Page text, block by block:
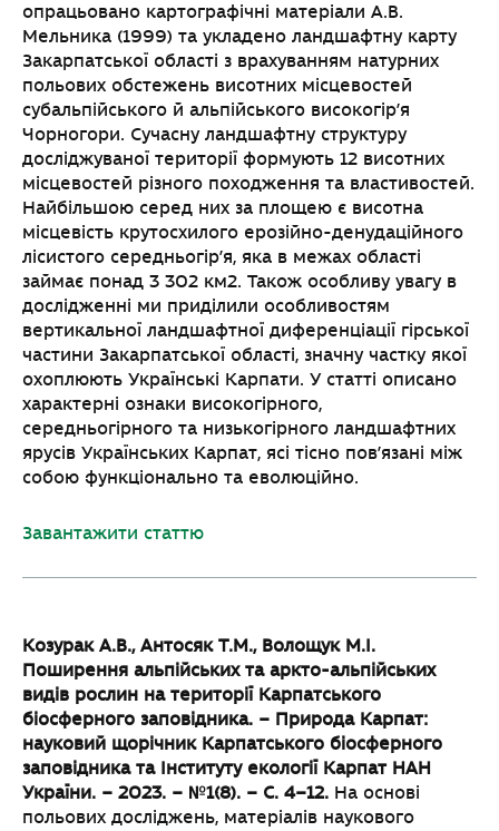
опрацьовано картографічні матеріали А.В.
Мельника (1999) та укладено ландшафтну карту
Закарпатської області з врахуванням натурних
польових обстежень висотних місцевостей
субальпійського й альпійського високогір’я
Чорногори. Сучасну ландшафтну структуру
досліджуваної території формують 12 висотних
місцевостей різного походження та властивостей.
Найбільшою серед них за площею є висотна
місцевість крутосхилого ерозійно-денудаційного
лісистого середньогір’я, яка в межах області
займає понад 3 302 км2. Також особливу увагу в
дослідженні ми приділили особливостям
вертикальної ландшафтної диференціації гірської
частини Закарпатської області, значну частку якої
охоплюють Українські Карпати. У статті описано
характерні ознаки високогірного,
середньогірного та низькогірного ландшафтних
ярусів Українських Карпат, ясі тісно пов’язані між
собою функціонально та еволюційно.
Завантажити статтю
Козурак А.В., Антосяк Т.М., Волощук М.І.
Поширення альпійських та аркто-альпійських
видів рослин на території Карпатського
біосферного заповідника. – Природа Карпат:
науковий щорічник Карпатського біосферного
заповідника та Інституту екології Карпат НАН
України. – 2023. – №1(8). – С. 4–12. На основі
польових досліджень, матеріалів наукового